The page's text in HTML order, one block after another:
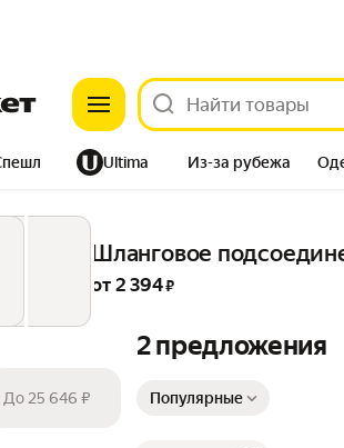
Ultima Из-за рубежа
Детям Красота
Шланговое
от 2 394 ₽
До 25 646 ₽
2 предложения
Популярные